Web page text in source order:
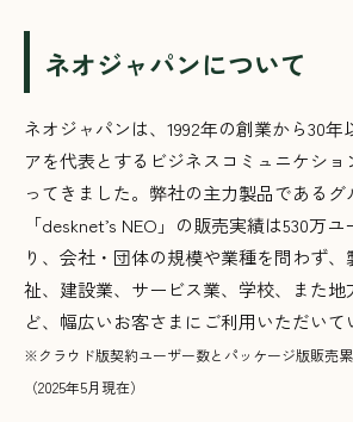
ネオジャパンについて
ネオジャパンは、1992年の創業から30年
アを代表とするビジネスコミュニケシ
ってきました。弊社の主力製品であるグ
「desknet’s NEO」の販売実績は530万ユ
り、会社・団体の規模や業種を問わず
祉、建設業、サービス業、学校、また地
ど、幅広いお客さまにご利用いただいて
※クラウド版契約ユーザー数とパッケージ版販売
（2025年5月現在）